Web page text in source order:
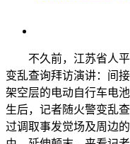
不久前，江苏省人平
变乱查询拜访演讲：间
架空层的电动自行车电
生后，记者随火警变乱
过调取事发觉场及周边